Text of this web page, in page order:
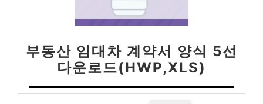
부동산 임대차 계약서 양식 5선
다운로드(HWP,XLS)